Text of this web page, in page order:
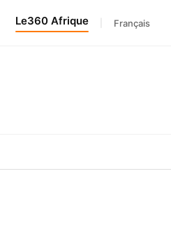
Le360 Afrique Français